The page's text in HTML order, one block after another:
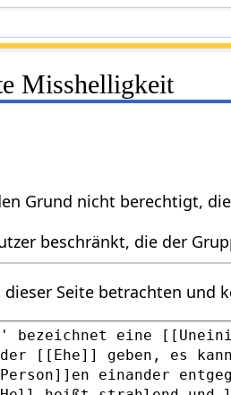
Misshelligkeit
Grund nicht berechtigt,
beschränkt, die der
Seite betrachten und